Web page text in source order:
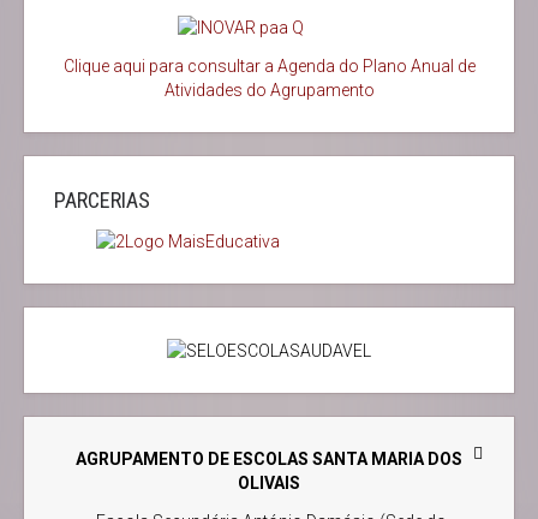
Clique aqui para consultar a Agenda do Plano Anual de
Atividades do Agrupamento
PARCERIAS
AGRUPAMENTO DE ESCOLAS SANTA MARIA DOS
OLIVAIS